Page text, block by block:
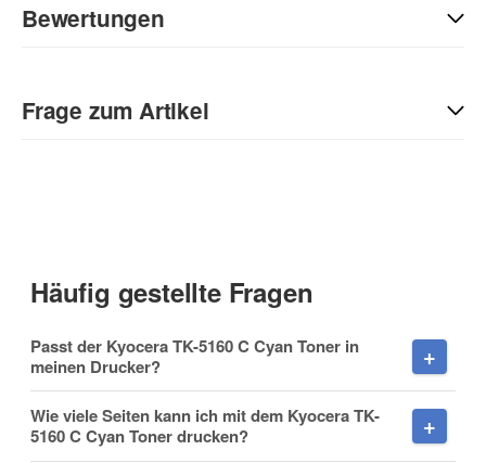
Bewertungen
Sie Anderen bei der Kaufentscheidung:
Frage zum Artikel
Nachname
Häufig gestellte Fragen
Passt der Kyocera TK-5160 C Cyan Toner in
meinen Drucker?
Wie viele Seiten kann ich mit dem Kyocera TK-
5160 C Cyan Toner drucken?